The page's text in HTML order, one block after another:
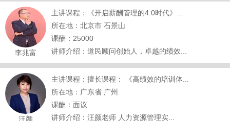
李兆富
主讲课程：《开启薪酬管理的4.0时代》...
所在地：北京市 石景山
课酬：25000
讲师介绍：道民顾问创始人，卓越的绩效...
汪颜
主讲课程：擅长课程： 《高绩效的培训体...
所在地：广东省 广州
课酬：面议
讲师介绍：汪颜老师 人力资源管理实...